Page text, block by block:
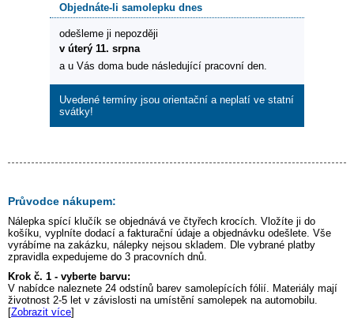
Objednáte-li samolepku dnes
odešleme ji nepozději
v úterý 11. srpna
a u Vás doma bude následující pracovní den.
Uvedené termíny jsou orientační a neplatí ve statní
svátky!
Průvodce nákupem:
Nálepka spící klučík se objednává ve čtyřech krocích. Vložíte ji do
košíku, vyplníte dodací a fakturační údaje a objednávku odešlete. Vše
vyrábíme na zakázku, nálepky nejsou skladem. Dle vybrané platby
zpravidla expedujeme do 3 pracovních dnů.
Krok č. 1 - vyberte barvu:
V nabídce naleznete 24 odstínů barev samolepících fólií. Materiály mají
životnost 2-5 let v závislosti na umístění samolepek na automobilu.
[Zobrazit více]